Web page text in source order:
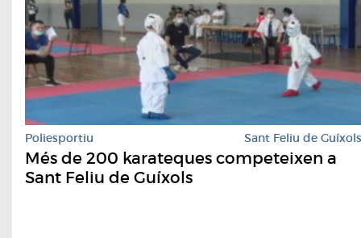
Poliesportiu Sant Feliu de Guíxols
Més de 200 karateques competeixen a
Sant Feliu de Guíxols